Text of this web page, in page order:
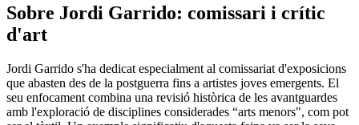
Sobre Jordi Garrido: comissari i crític
d'art
Jordi Garrido s'ha dedicat especialment al comissariat d'exposicions
que abasten des de la postguerra fins a artistes joves emergents. El
seu enfocament combina una revisió històrica de les avantguardes
amb l'exploració de disciplines considerades “arts menors", com pot